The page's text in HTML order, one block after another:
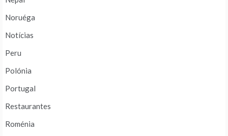
Noruéga
Notícias
Peru
Polónia
Portugal
Restaurantes
Roménia